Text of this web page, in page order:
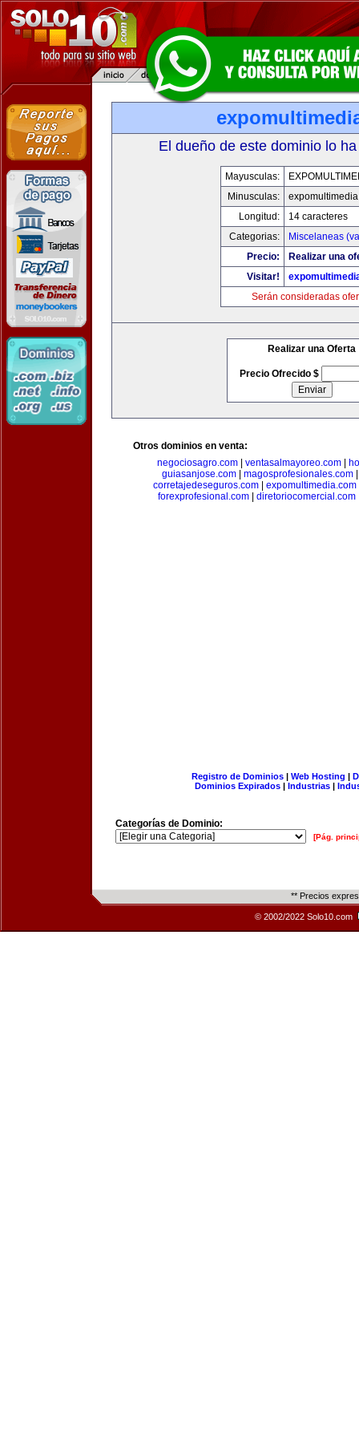
El dueño de este dominio lo
Mayusculas:
Minusculas:
Longitud:
14 caracteres
Categorias:
Miscelaneas
Precio:
Realizar una
Visitar!
Serán consideradas
Realizar una Oferta
Precio Ofrecido $
Otros dominios en venta:
negociosagro.com
ventasalmayoreo.com
guiasanjose.com| magosprofesionales.com
corretajedeseguros.com
expomultimedia.com
forexprofesional.com| diretoriocomercial.com
Registro de Dominios| Web Hosting |
Dominios Expirados | Industrias |
Categorías de Dominio:
[Pág.
** Precios
© 2002/2022 Solo10.com